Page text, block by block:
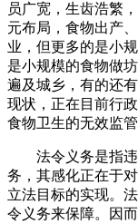
员广宽，生齿浩繁
元布局，食物出产
业，但更多的是小
是小规模的食物做
遍及城乡，有的还
现状，正在目前行
食物卫生的无效监
法令义务是指违
务，其感化正在于
立法目标的实现。
令义务来保障。因